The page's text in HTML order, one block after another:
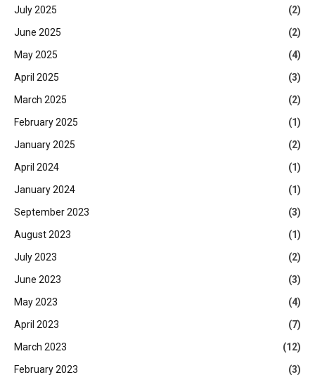
July 2025
(2)
June 2025
(2)
May 2025
(4)
April 2025
(3)
March 2025
(2)
February 2025
(1)
January 2025
(2)
April 2024
(1)
January 2024
(1)
September 2023
(3)
August 2023
(1)
July 2023
(2)
June 2023
(3)
May 2023
(4)
April 2023
(7)
March 2023
(12)
February 2023
(3)